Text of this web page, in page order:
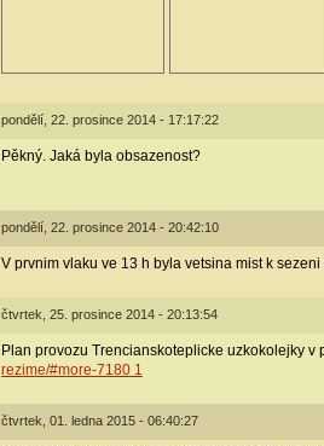
pondělí, 22. prosince 2014 - 17:17:22
Pěkný. Jaká byla obsazenost?
pondělí, 22. prosince 2014 - 20:42:10
V prvnim vlaku ve 13 h byla vetsina mist k
čtvrtek, 25. prosince 2014 - 20:13:54
Plan provozu Trencianskoteplicke uzkokolejky v
rezime/#more-7180 1
čtvrtek, 01. ledna 2015 - 06:40:27